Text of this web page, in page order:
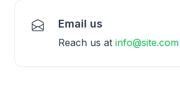
Email us
Reach us at info@site.com